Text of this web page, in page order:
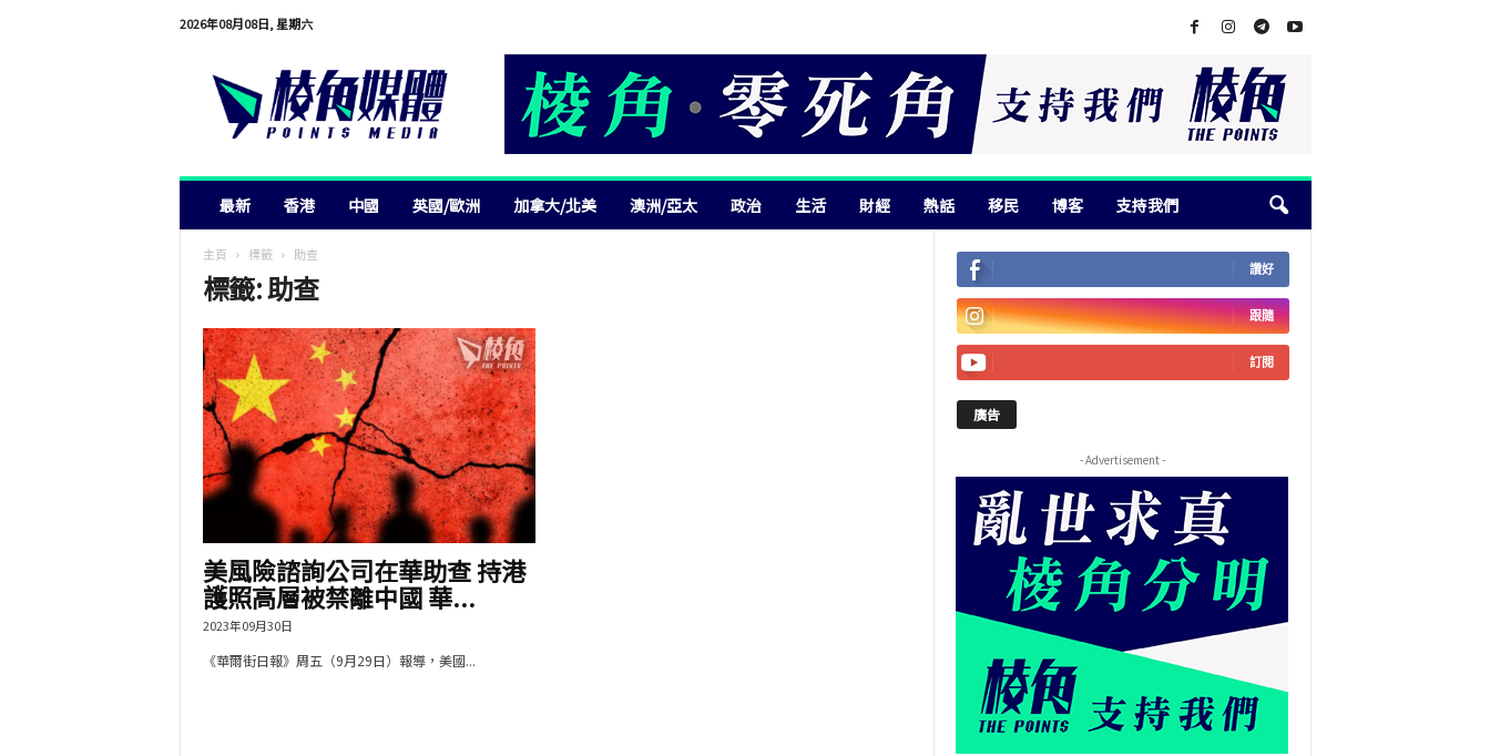
2026年08月08日, 星期六
最新 香港 中國 英國/歐洲 加拿大/北美 澳洲/亞太 政治 生活 財經 熱話 移民 博客 支持我們
主頁 標籤 助查
標籤: 助查
美風險諮詢公司在華助查 持港
護照高層被禁離中國 華...
2023年09月30日
《華爾街日報》周五（9月29日）報導，美國...
讚好
跟隨
訂閱
廣告
- Advertisement -